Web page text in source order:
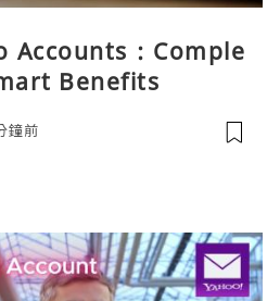
Accounts : Comple
Benefits
鐘前